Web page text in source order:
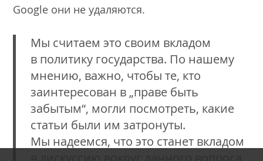
Google они не удаляются.
Мы считаем это своим вкладом
в политику государства. По нашему
мнению, важно, чтобы те, кто
заинтересован в „праве быть
забытым“, могли посмотреть, какие
статьи были им затронуты.
Мы надеемся, что это станет вкладом